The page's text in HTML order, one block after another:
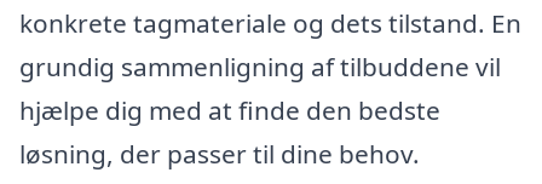
konkrete tagmateriale og dets tilstand. En
grundig sammenligning af tilbuddene vil
hjælpe dig med at finde den bedste
løsning, der passer til dine behov.